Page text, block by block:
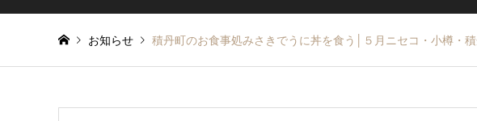
お知らせ 積丹町のお食事処みさきでうに丼を食う│５月ニセコ・小樽・